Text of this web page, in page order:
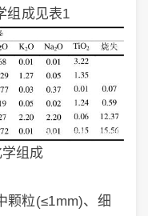
组成见表1
组成
颗粒(≤1mm)、细